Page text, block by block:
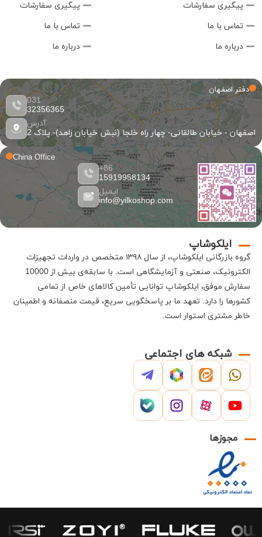
پیگیری سفارشات
تماس با ما
درباره ما
پیگیری سفارشات
تماس با ما
درباره ما
China Office
86+
15919958134
ایمیل
info@yilkoshop.com
دفتر اصفهان
031
32356365
آدرس
اصفهان - خیابان طالقانی- چهار راه خلجا (نبش خیابان زاهد)- پلاک 2
ایلکوشاپ
گروه بازرگانی ایلکوشاپ
، از سال ۱۳۹۸ متخصص در واردات تجهیزات
الکترونیک، صنعتی و آزمایشگاهی است.
با سابقه‌ی بیش از 10000
سفارش موفق، ایلکوشاپ توانایی تأمین کالاهای خاص از تمامی
کشورها را دارد. تعهد ما بر پاسخگویی سریع، قیمت منصفانه و اطمینان
خاطر مشتری استوار است.
شبکه های اجتماعی
مجوزها